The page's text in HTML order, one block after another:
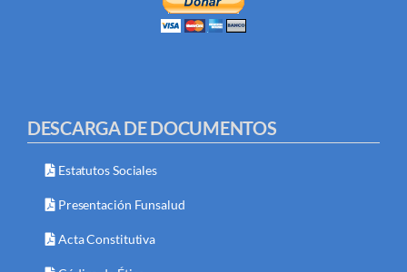
DESCARGA DE DOCUMENTOS
Estatutos Sociales
Presentación Funsalud
Acta Constitutiva